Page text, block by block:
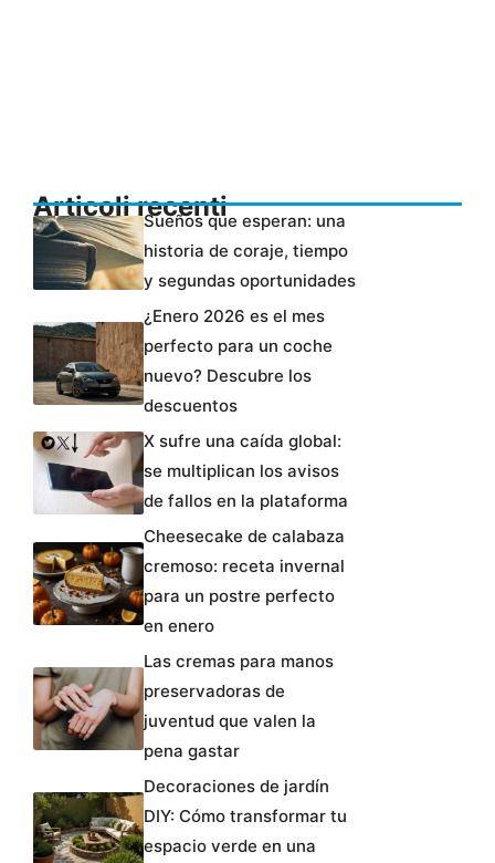
Articoli recentiSueños que esperan: una
historia de coraje, tiempo
y segundas oportunidades
¿Enero 2026 es el mes
perfecto para un coche
nuevo? Descubre los
descuentos
X sufre una caída global:
se multiplican los avisos
de fallos en la plataforma
Cheesecake de calabaza
cremoso: receta invernal
para un postre perfecto
en enero
Las cremas para manos
preservadoras de
juventud que valen la
pena gastar
Decoraciones de jardín
DIY: Cómo transformar tu
espacio verde en una